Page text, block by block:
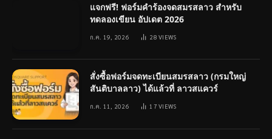
แจกฟรี! ฟอร์มคำร้องจดสมรสลาว สำหรับ
ทดลองเขียน อัปเดต 2026
ก.ค. 19, 2026 28VIEWS
สั่งซื้อฟอร์มจดทะเบียนสมรสลาว (กรมใหญ่
สันติบาลลาว) ได้แล้วที่ ลาวสแควร์
ก.ค. 11, 2026 17VIEWS